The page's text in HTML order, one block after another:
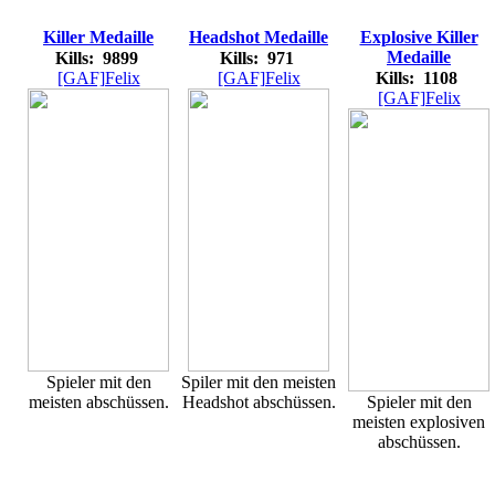
Killer Medaille
Kills: 9899
[GAF]Felix
Spieler mit den
meisten abschüssen.
Headshot Medaille
Kills: 971
[GAF]Felix
Spiler mit den meisten
Headshot abschüssen.
Explosive Killer
Medaille
Kills: 1108
[GAF]Felix
Spieler mit den
meisten explosiven
abschüssen.